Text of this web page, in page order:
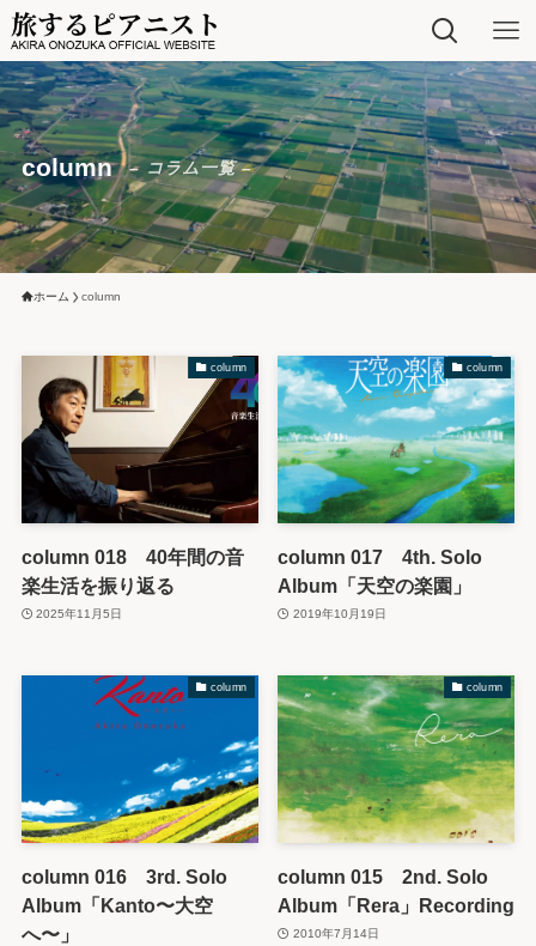
column – コラム一覧 –
ホーム column
column
column 018 40年間の音
楽生活を振り返る
2025年11月5日
column
column 017 4th. Solo
Album「天空の楽園」
2019年10月19日
column
column 016 3rd. Solo
Album「Kanto〜大空
へ〜」
column
column 015 2nd. Solo
Album「Rera」Recording
2010年7月14日